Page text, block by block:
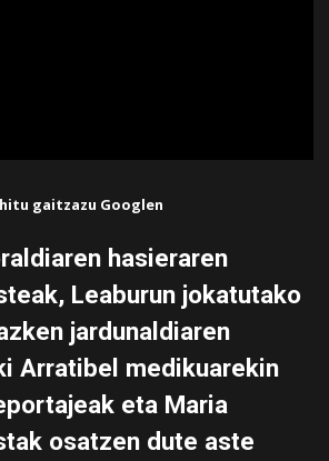
gaitzazu Googlen
hasieraren
Leaburun jokatutako
jardunaldiaren
Arratibel medikuarekin
eta Maria
osatzen dute aste